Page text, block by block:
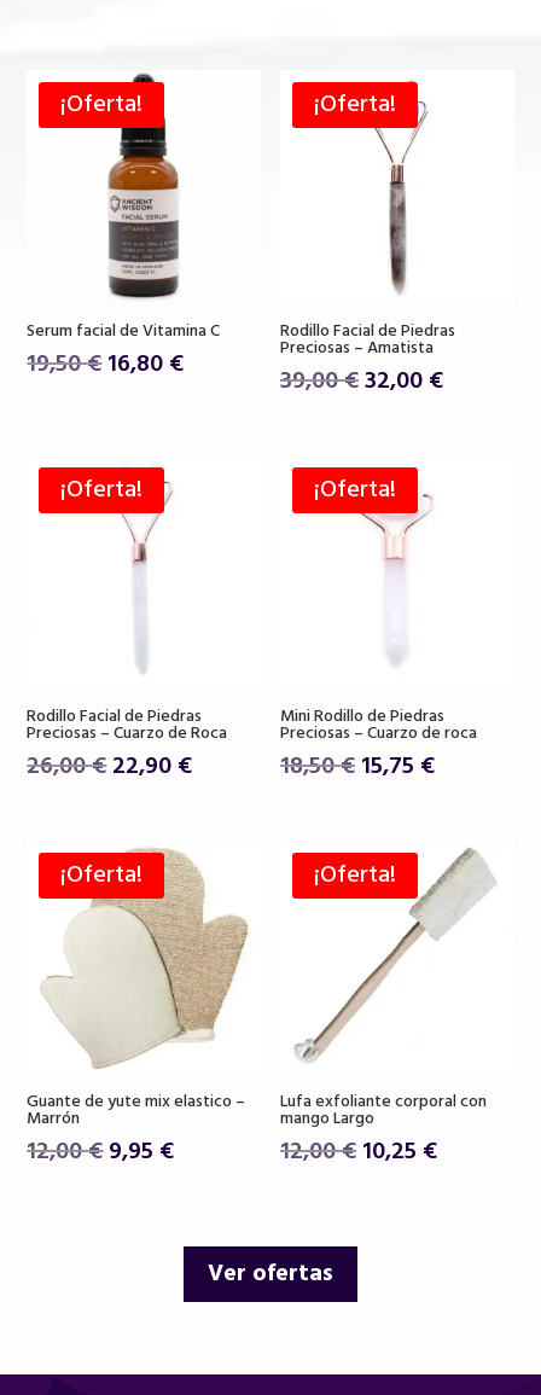
¡Oferta!
Serum facial de Vitamina C
19,50€El
era:
19,50 €.
16,80€El
¡Oferta!
Rodillo Facial de Piedras
Preciosas – Amatista
39,00€El
era:
39,00 €.
32,00€El
¡Oferta!
Rodillo Facial de Piedras
Preciosas – Cuarzo de Roca
26,00€El
era:
26,00 €.
22,90€El
es:
22,90 €.
¡Oferta!
Mini Rodillo de Piedras
Preciosas – Cuarzo de roca
18,50€El
era:
18,50 €.
15,75 €El
es:
15,75 €.
¡Oferta!
Guante de yute mix elastico –
Marrón
12,00€El
9,95 €El
es:
9,95 €.
¡Oferta!
Lufa exfoliante corporal con
mango Largo
12,00€El
10,25 €El
Ver ofertas